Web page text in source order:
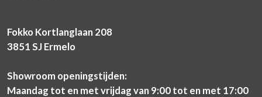
Fokko Kortlanglaan 208
3851 SJ Ermelo
Showroom openingstijden:
Maandag tot en met vrijdag van 9:00 tot en met 17:00